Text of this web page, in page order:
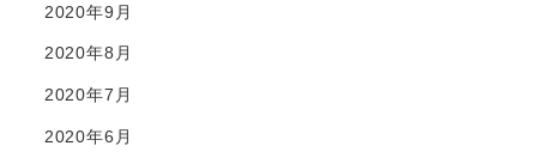
2020年9月
2020年8月
2020年7月
2020年6月